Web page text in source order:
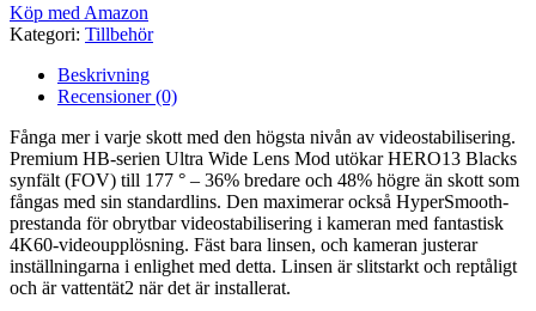
Köp med Amazon
Kategori: Tillbehör
Beskrivning
Recensioner (0)
Fånga mer i varje skott med den högsta nivån av videostabilisering.
Premium HB-serien Ultra Wide Lens Mod utökar HERO13 Blacks
synfält (FOV) till 177 ° – 36% bredare och 48% högre än skott som
fångas med sin standardlins. Den maximerar också HyperSmooth-
prestanda för obrytbar videostabilisering i kameran med fantastisk
4K60-videoupplösning. Fäst bara linsen, och kameran justerar
inställningarna i enlighet med detta. Linsen är slitstarkt och reptåligt
och är vattentät2 när det är installerat.